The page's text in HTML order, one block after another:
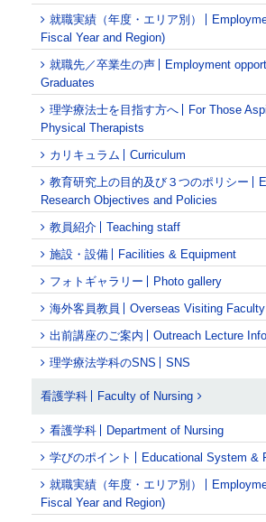
就職実績（年度・エリア別）
Fiscal Year and Region)
就職先／卒業生の声
Employment
Graduates
理学療法士を目指す方へ
For Those
Physical Therapists
カリキュラム
Curriculum
教育研究上の目的及び３つのポリシー
Research Objectives and Policies
教員紹介
Teaching staff
施設・設備
Facilities & Equipment
フォトギャラリー
Photo gallery
海外客員教員
Overseas Visiting Faculty
出前講座のご案内
Outreach Lecture
理学療法学科のSNS
SNS
看護学科 Faculty of Nursing
看護学科
Department of Nursing
学びのポイント
Educational System &
就職実績（年度・エリア別）
Fiscal Year and Region)